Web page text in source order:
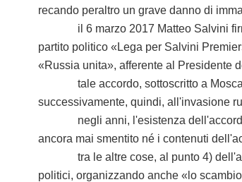
recando peraltro un grave danno di
il 6 marzo 2017 Matteo Salvini
partito politico «Lega per Salvini
«Russia unita», afferente al Presidente
tale accordo, sottoscritto a Mosca in
successivamente, quindi, all'invasione
negli anni, l'esistenza dell'accordo è
ancora mai smentito né i contenuti
tra le altre cose, al punto 4)
politici, organizzando anche «lo